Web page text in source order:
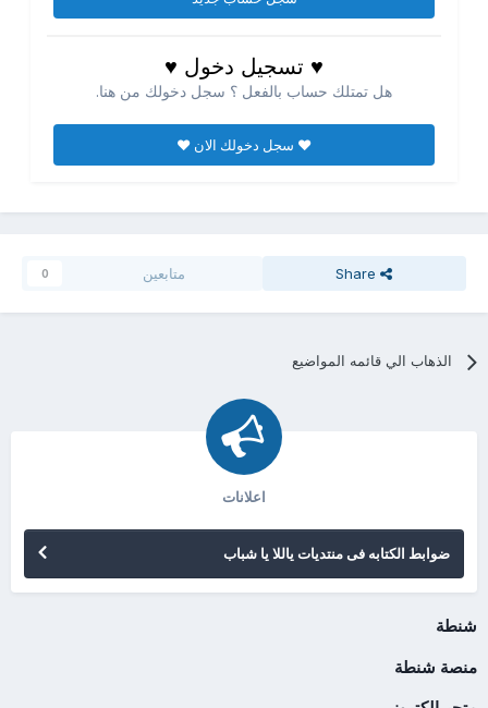
♥ تسجيل دخول ♥
هل تمتلك حساب بالفعل ؟ سجل دخولك من هنا.
♥ سجل دخولك الان ♥
Share متابعين 0
الذهاب الي قائمه المواضيع
اعلانات
ضوابط الكتابه فى منتديات ياللا يا شباب
شنطة
منصة شنطة